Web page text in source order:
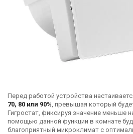
Перед работой устройства
70, 80 или 90% , превышая который
Гигростат, фиксируя значение меньше
помощью данной функции в комнате
благоприятный микроклимат с